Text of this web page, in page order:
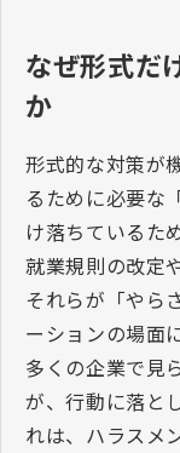
なぜ形式だ
か
形式的な対策が
るために必要な
け落ちているた
就業規則の改定
それらが「やら
ーションの場面
多くの企業で見
が、行動に落と
れは、ハラスメ